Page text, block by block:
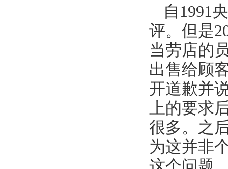
自1991
评。但是
当劳店的
出售给顾
开道歉并
上的要求
很多。之
为这并非